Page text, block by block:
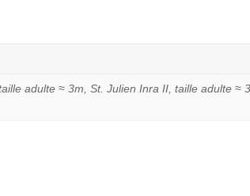
adulte ≈ 3m, St. Julien Inra II, taille adulte ≈